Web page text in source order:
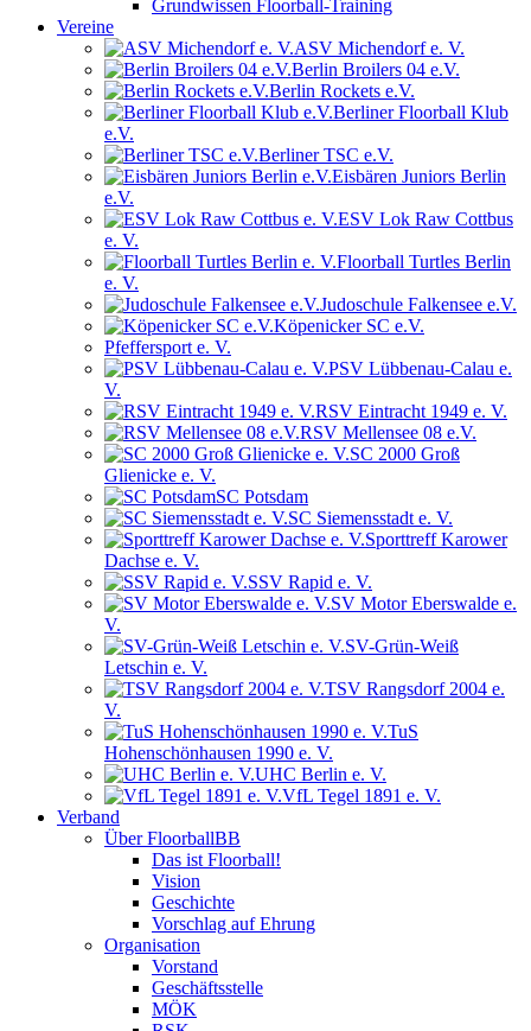
Grundwissen Floorball-Training
Vereine
ASV Michendorf e. V.
Berlin Broilers 04 e.V.
Berlin Rockets e.V.
Berliner Floorball Klub
e.V.
Berliner TSC e.V.
Eisbären Juniors Berlin
e.V.
ESV Lok Raw Cottbus
e. V.
Floorball Turtles Berlin
e. V.
Judoschule Falkensee e.V.
Köpenicker SC e.V.
Pfeffersport e. V.
PSV Lübbenau-Calau e.
V.
RSV Eintracht 1949 e. V.
RSV Mellensee 08 e.V.
SC 2000 Groß
Glienicke e. V.
SC Potsdam
SC Siemensstadt e. V.
Sporttreff Karower
Dachse e. V.
SSV Rapid e. V.
SV Motor Eberswalde e.
V.
SV-Grün-Weiß
Letschin e. V.
TSV Rangsdorf 2004 e.
V.
TuS
Hohenschönhausen 1990 e. V.
UHC Berlin e. V.
VfL Tegel 1891 e. V.
Verband
Über FloorballBB
Das ist Floorball!
Vision
Geschichte
Vorschlag auf Ehrung
Organisation
Vorstand
Geschäftsstelle
MÖK